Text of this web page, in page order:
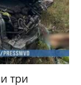
три